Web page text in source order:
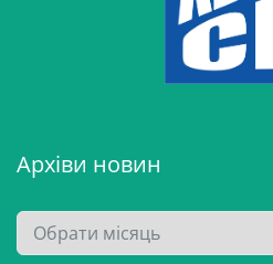
Архіви новин
А
р